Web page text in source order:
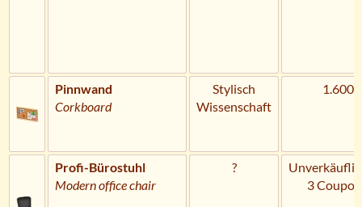
Pinnwand
Corkboard
Stylisch
Wissenschaft
1.600
Profi-Bürostuhl
Modern office chair
?
3